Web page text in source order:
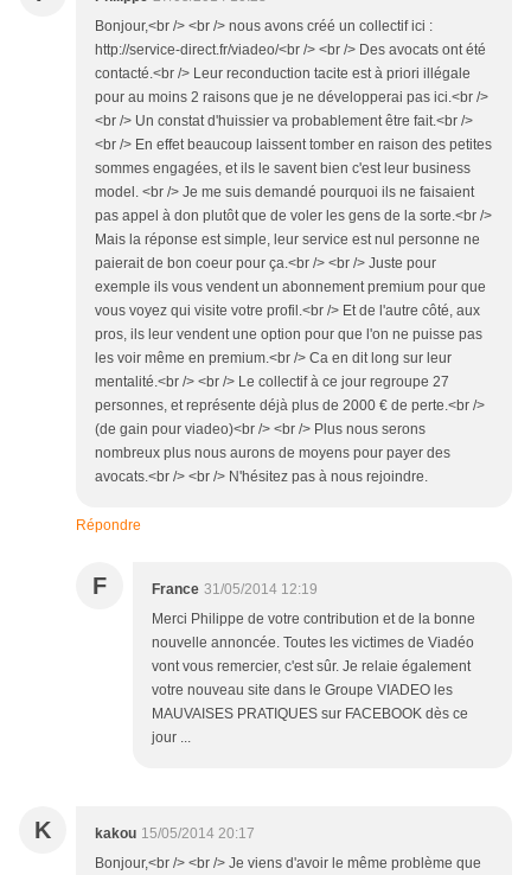
Bonjour,<br /> <br /> nous avons créé un collectif ici :
http://service-direct.fr/viadeo/<br /> <br /> Des avocats ont été
contacté.<br /> Leur reconduction tacite est à priori illégale
pour au moins 2 raisons que je ne développerai pas ici.<br />
<br /> Un constat d'huissier va probablement être fait.<br />
<br /> En effet beaucoup laissent tomber en raison des petites
sommes engagées, et ils le savent bien c'est leur business
model. <br /> Je me suis demandé pourquoi ils ne faisaient
pas appel à don plutôt que de voler les gens de la sorte.<br />
Mais la réponse est simple, leur service est nul personne ne
paierait de bon coeur pour ça.<br /> <br /> Juste pour
exemple ils vous vendent un abonnement premium pour que
vous voyez qui visite votre profil.<br /> Et de l'autre côté, aux
pros, ils leur vendent une option pour que l'on ne puisse pas
les voir même en premium.<br /> Ca en dit long sur leur
mentalité.<br /> <br /> Le collectif à ce jour regroupe 27
personnes, et représente déjà plus de 2000 € de perte.<br />
(de gain pour viadeo)<br /> <br /> Plus nous serons
nombreux plus nous aurons de moyens pour payer des
avocats.<br /> <br /> N'hésitez pas à nous rejoindre.
Répondre
F France 31/05/2014 12:19
Merci Philippe de votre contribution et de la bonne
nouvelle annoncée. Toutes les victimes de Viadéo
vont vous remercier, c'est sûr. Je relaie également
votre nouveau site dans le Groupe VIADEO les
MAUVAISES PRATIQUES sur FACEBOOK dès ce
jour ...
K kakou 15/05/2014 20:17
Bonjour,<br /> <br /> Je viens d'avoir le même problème que